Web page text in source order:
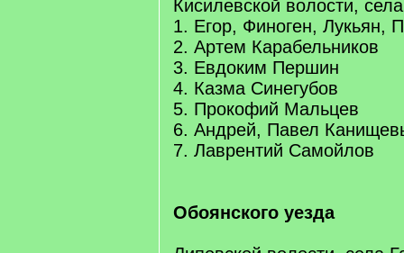
Кисилевской волости,
1. Егор, Финоген, Лукьян,
2. Артем Карабельников
3. Евдоким Першин
4. Казма Синегубов
5. Прокофий Мальцев
6. Андрей, Павел
7. Лаврентий Самойлов
Обоянского уезда